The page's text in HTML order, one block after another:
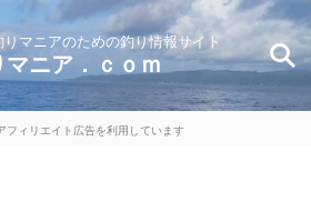
マニアのための釣り情報サイト
マニア．ｃｏｍ
フィリエイト広告を利用しています